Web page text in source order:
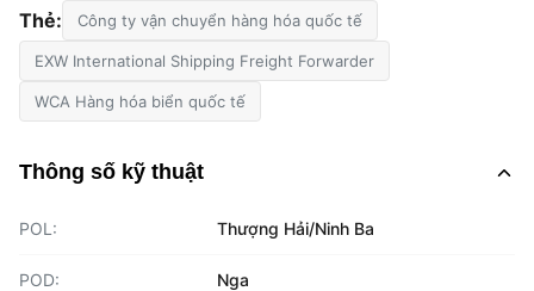
Thẻ: Công ty vận chuyển hàng hóa quốc tế
EXW International Shipping Freight Forwarder
WCA Hàng hóa biển quốc tế
Thông số kỹ thuật
POL: Thượng Hải/Ninh Ba
POD: Nga